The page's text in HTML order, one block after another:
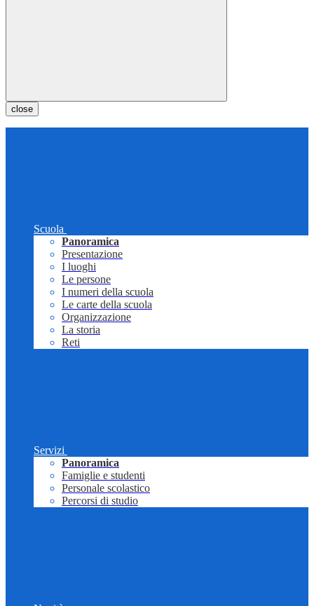
close
Scuola
Panoramica
Presentazione
I luoghi
Le persone
I numeri della scuola
Le carte della scuola
Organizzazione
La storia
Reti
Servizi
Panoramica
Famiglie e studenti
Personale scolastico
Percorsi di studio